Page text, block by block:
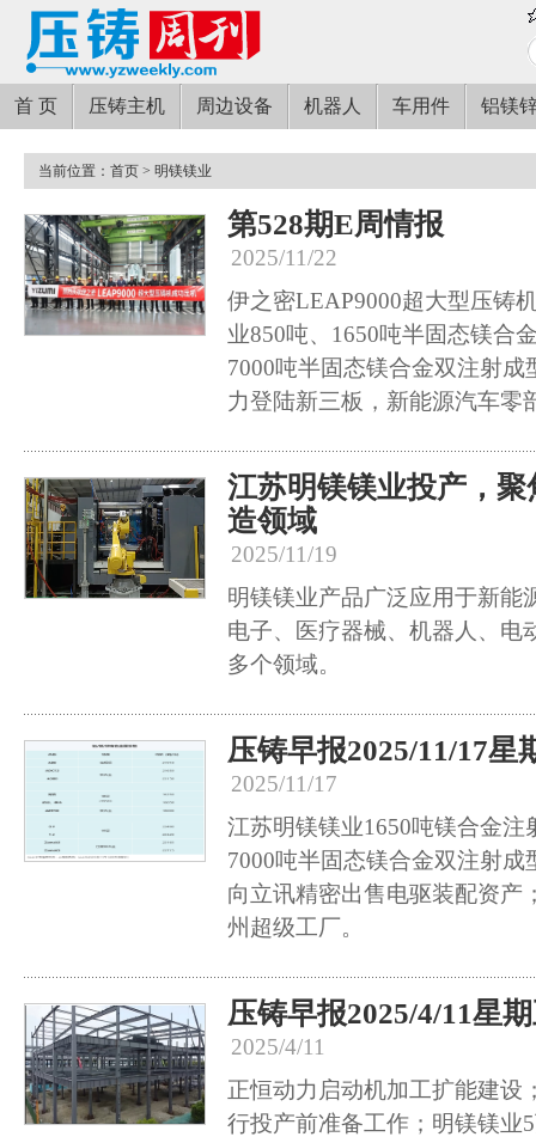
首 页 压铸主机 周边设备 机器人 车用件 铝镁
当前位置： 首页 > 明镁镁业
第528期E周情报
2025/11/22
伊之密LEAP9000超大型压铸
业850吨、1650吨半固态镁合
7000吨半固态镁合金双注射
力登陆新三板，新能源汽车零
江苏明镁镁业投产，
造领域
2025/11/19
明镁镁业产品广泛应用于新能
电子、医疗器械、机器人、电
多个领域。
压铸早报2025/11/17星
2025/11/17
江苏明镁镁业1650吨镁合金注
7000吨半固态镁合金双注射
向立讯精密出售电驱装配资产
州超级工厂。
压铸早报2025/4/11星
2025/4/11
正恒动力启动机加工扩能建设
行投产前准备工作；明镁镁业